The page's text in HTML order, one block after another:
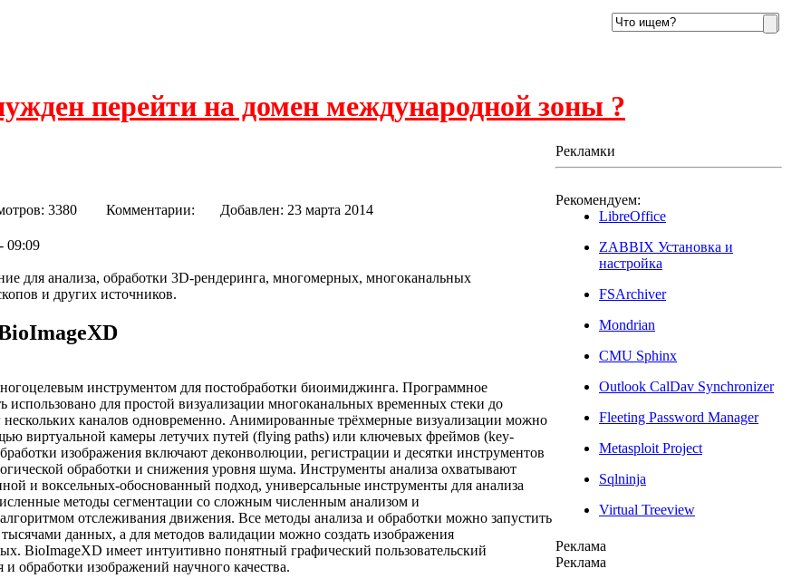
перейти на домен международной зоны ?
3380 Комментарии: Добавлен: 23 марта 2014
09:09
для анализа, обработки 3D-рендеринга, многомерных, многоканальных
и других источников.
инструментом для постобработки биоимиджинга. Программное
использовано для простой визуализации многоканальных временных стеки до
каналов одновременно. Анимированные трёхмерные визуализации можно
виртуальной камеры летучих путей (flying paths) или ключевых фреймов (key-
изображения включают деконволюции, регистрации и десятки инструментов
обработки и снижения уровня шума. Инструменты анализа охватывают
и воксельных-обоснованный подход, универсальные инструменты для анализа
методы сегментации со сложным численным анализом и
отслеживания движения. Все методы анализа и обработки можно запустить
тысячами данных, а для методов валидации можно создать изображения
BioImageXD имеет интуитивно понятный графический пользовательский
и обработки изображений научного качества.
Рекламки
Рекомендуем:
LibreOffice
ZABBIX Установка и
настройка
FSArchiver
Mondrian
CMU Sphinx
Outlook CalDav Synchronizer
Fleeting Password Manager
Metasploit Project
Sqlninja
Virtual Treeview
Реклама
Реклама